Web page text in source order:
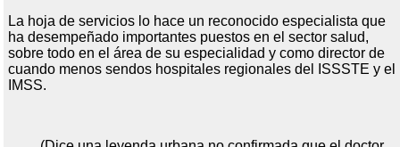
La hoja de servicios lo hace un reconocido especialista que
ha desempeñado importantes puestos en el sector salud,
sobre todo en el área de su especialidad y como director de
cuando menos sendos hospitales regionales del ISSSTE y el
IMSS.